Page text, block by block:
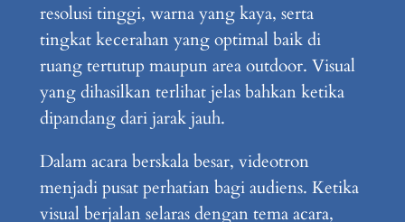
resolusi tinggi, warna yang kaya, serta
tingkat kecerahan yang optimal baik di
ruang tertutup maupun area outdoor. Visual
yang dihasilkan terlihat jelas bahkan ketika
dipandang dari jarak jauh.
Dalam acara berskala besar, videotron
menjadi pusat perhatian bagi audiens. Ketika
visual berjalan selaras dengan tema acara,